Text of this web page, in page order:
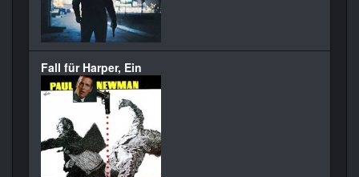
Fall für Harper, Ein